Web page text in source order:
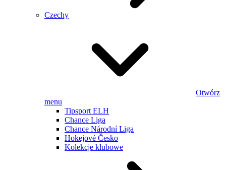
Czechy
Otwórz
menu
Tipsport ELH
Chance Liga
Chance Národní Liga
Hokejové Česko
Kolekcje klubowe